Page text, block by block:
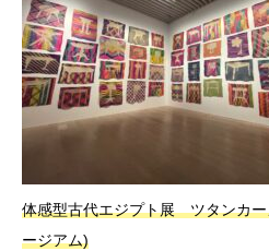
体感型古代エジプト展 ツタンカ
ージアム)